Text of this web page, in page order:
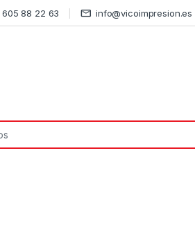
605 88 22 63 info@vicoimpresion.es